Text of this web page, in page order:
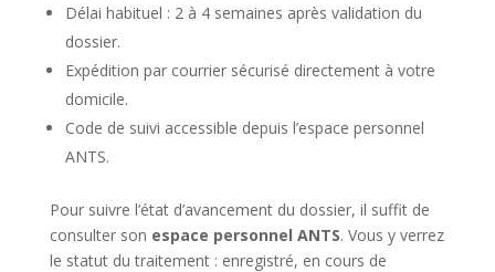
Délai habituel : 2 à 4 semaines après validation du
dossier.
Expédition par courrier sécurisé directement à votre
domicile.
Code de suivi accessible depuis l’espace personnel
ANTS.
Pour suivre l’état d’avancement du dossier, il suffit de
consulter son espace personnel ANTS. Vous y verrez
le statut du traitement : enregistré, en cours de